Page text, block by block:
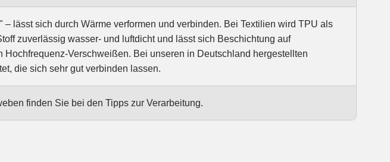
lässt sich durch Wärme verformen und verbinden. Bei Textilien wird TPU als
zuverlässig wasser- und luftdicht und lässt sich Beschichtung auf
Verschweißen. Bei unseren in Deutschland hergestellten
die sich sehr gut verbinden lassen.
finden Sie bei den Tipps zur Verarbeitung.